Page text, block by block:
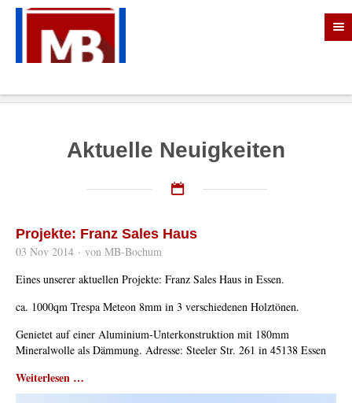
Aktuelle Neuigkeiten
Projekte: Franz Sales Haus
03 Nov 2014 · von MB-Bochum
Eines unserer aktuellen Projekte: Franz Sales Haus in Essen.
ca. 1000qm Trespa Meteon 8mm in 3 verschiedenen Holztönen.
Genietet auf einer Aluminium-Unterkonstruktion mit 180mm
Mineralwolle als Dämmung. Adresse: Steeler Str. 261 in 45138 Essen
Weiterlesen …